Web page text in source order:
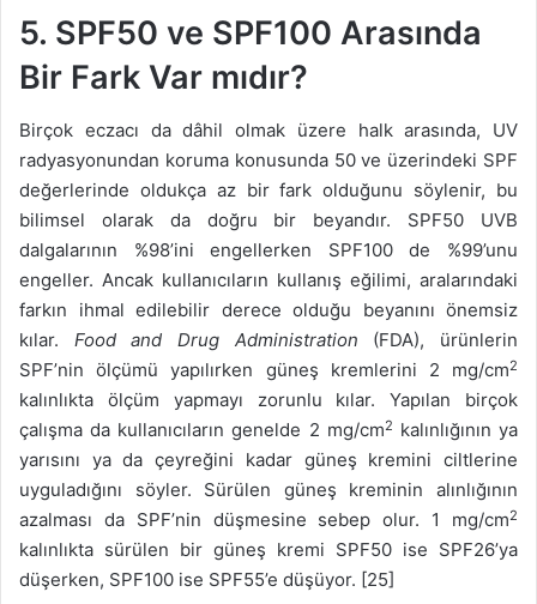
5. SPF50 ve SPF100 Arasında
Bir Fark Var mıdır?
Birçok eczacı da dâhil olmak üzere halk arasında, UV
radyasyonundan koruma konusunda 50 ve üzerindeki SPF
değerlerinde oldukça az bir fark olduğunu söylenir, bu
bilimsel olarak da doğru bir beyandır. SPF50 UVB
dalgalarının %98’ini engellerken SPF100 de %99’unu
engeller. Ancak kullanıcıların kullanış eğilimi, aralarındaki
farkın ihmal edilebilir derece olduğu beyanını önemsiz
kılar. Food and Drug Administration (FDA), ürünlerin
SPF’nin ölçümü yapılırken güneş kremlerini 2 mg/cm2
kalınlıkta ölçüm yapmayı zorunlu kılar. Yapılan birçok
çalışma da kullanıcıların genelde 2 mg/cm2 kalınlığının ya
yarısını ya da çeyreğini kadar güneş kremini ciltlerine
uyguladığını söyler. Sürülen güneş kreminin alınlığının
azalması da SPF’nin düşmesine sebep olur. 1 mg/cm2
kalınlıkta sürülen bir güneş kremi SPF50 ise SPF26’ya
düşerken, SPF100 ise SPF55’e düşüyor. [25]